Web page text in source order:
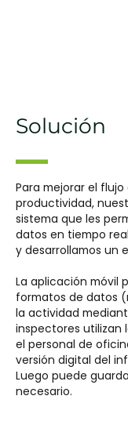
Solución
Para mejorar el
productividad,
sistema que les
datos en tiempo
y desarrollamos un
La aplicación móvil
formatos de datos
la actividad
inspectores utilizan
el personal de
versión digital del
Luego puede
necesario.